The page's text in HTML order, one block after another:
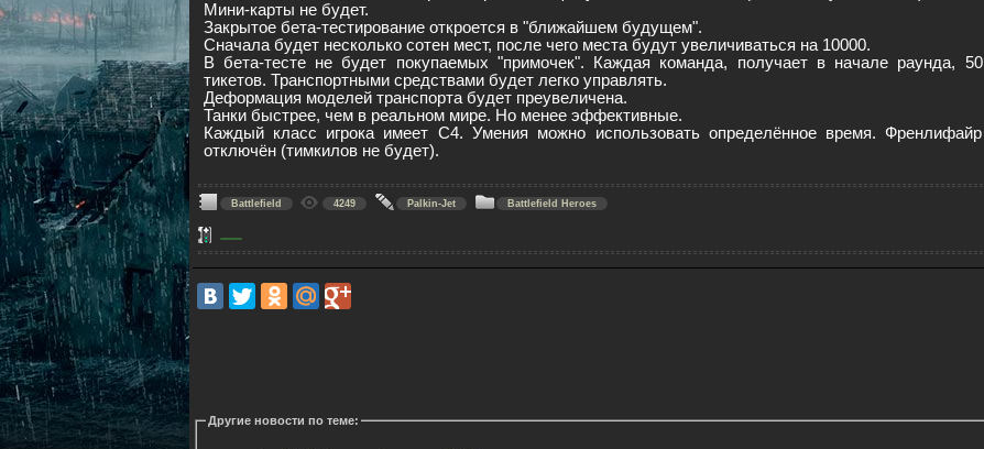
Мини-карты не будет.
Закрытое бета-тестирование откроется в "ближайшем будущем".
Сначала будет несколько сотен мест, после чего места будут увеличиваться на 10000.
В бета-тесте не будет покупаемых "примочек". Каждая команда, получает в начале раунда, 50
тикетов. Транспортными средствами будет легко управлять.
Деформация моделей транспорта будет преувеличена.
Танки быстрее, чем в реальном мире. Но менее эффективные.
Каждый класс игрока имеет C4. Умения можно использовать определённое время. Френлифайр
отключён (тимкилов не будет).
Battlefield 4249 Palkin-Jet Battlefield Heroes
Другие новости по теме: